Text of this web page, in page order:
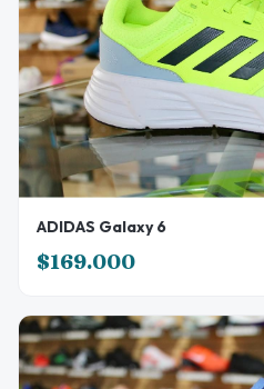
ADIDAS Galaxy 6
$169.000